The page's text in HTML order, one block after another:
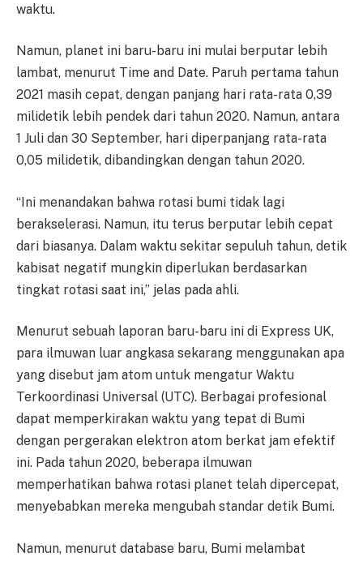
waktu.
Namun, planet ini baru-baru ini mulai berputar lebih
lambat, menurut Time and Date. Paruh pertama tahun
2021 masih cepat, dengan panjang hari rata-rata 0,39
milidetik lebih pendek dari tahun 2020. Namun, antara
1 Juli dan 30 September, hari diperpanjang rata-rata
0,05 milidetik, dibandingkan dengan tahun 2020.
“Ini menandakan bahwa rotasi bumi tidak lagi
berakselerasi. Namun, itu terus berputar lebih cepat
dari biasanya. Dalam waktu sekitar sepuluh tahun, detik
kabisat negatif mungkin diperlukan berdasarkan
tingkat rotasi saat ini,” jelas pada ahli.
Menurut sebuah laporan baru-baru ini di Express UK,
para ilmuwan luar angkasa sekarang menggunakan apa
yang disebut jam atom untuk mengatur Waktu
Terkoordinasi Universal (UTC). Berbagai profesional
dapat memperkirakan waktu yang tepat di Bumi
dengan pergerakan elektron atom berkat jam efektif
ini. Pada tahun 2020, beberapa ilmuwan
memperhatikan bahwa rotasi planet telah dipercepat,
menyebabkan mereka mengubah standar detik Bumi.
Namun, menurut database baru, Bumi melambat